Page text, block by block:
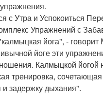
с Утра и Успокоиться
Упражнений с
йога", - говорит
йоге эти
Калмыцкой йогой
тренировка,
и задержку дыхания".